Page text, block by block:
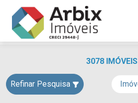
3078 IMÓVEIS
Refinar Pesquisa